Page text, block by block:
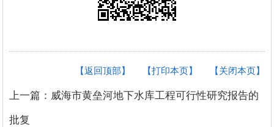
【关闭本页】
【打印本页】
【返回顶部】
上一篇：威海市黄垒河地下水库工程可行性研究报告的
批复